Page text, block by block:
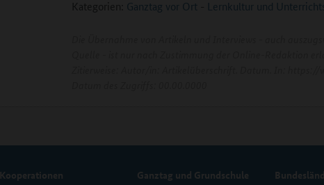
Kategorien: Ganztag vor Ort - Lernkultur und
Kooperationen Ganztag und Grundschule